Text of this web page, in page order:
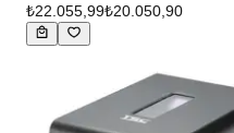
₺22.055,99₺20.050,90